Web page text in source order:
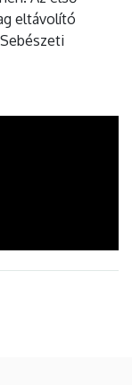
eltávolító